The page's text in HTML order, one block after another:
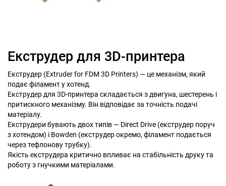
Екструдер для 3D-принтера
Екструдер (Extruder for FDM 3D Printers) — це механізм, який
подає філамент у хотенд.
Екструдер для 3D-принтера складається з двигуна, шестерень і
притискного механізму. Він відповідає за точність подачі
матеріалу.
Екструдери бувають двох типів — Direct Drive (екструдер поруч
з хотендом) і Bowden (екструдер окремо, філамент подається
через тефлонову трубку).
Якість екструдера критично впливає на стабільність друку та
роботу з гнучкими матеріалами.